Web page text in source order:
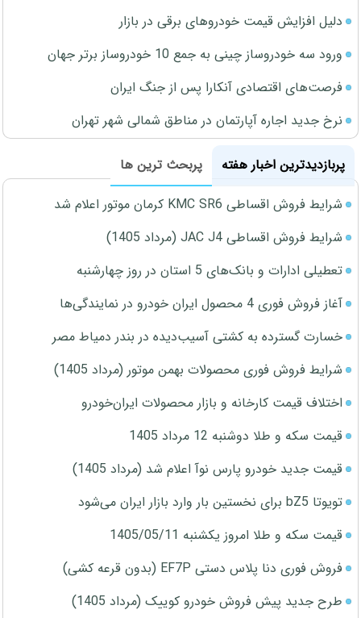
دلیل افزایش قیمت خودروهای برقی در بازار
ورود سه خودروساز چینی به جمع 10 خودروساز برتر جهان
فرصت‌های اقتصادی آنکارا پس از جنگ ایران
نرخ جدید اجاره آپارتمان در مناطق شمالی شهر تهران
پربازدیدترین اخبار هفته
پربحث ترین ها
شرایط فروش اقساطی KMC SR6 کرمان موتور اعلام شد
شرایط فروش اقساطی JAC J4 (مرداد 1405)
تعطیلی ادارات و بانک‌های 5 استان در روز چهارشنبه
آغاز فروش فوری 4 محصول ایران خودرو در نمایندگی‌ها
خسارت گسترده به کشتی آسیب‌دیده در بندر دمیاط مصر
شرایط فروش فوری محصولات بهمن موتور (مرداد 1405)
اختلاف قیمت کارخانه و بازار محصولات ایران‌خودرو
قیمت سکه و طلا دوشنبه 12 مرداد 1405
قیمت جدید خودرو پارس نوآ اعلام شد (مرداد 1405)
تویوتا bZ5 برای نخستین بار وارد بازار ایران می‌شود
قیمت سکه و طلا امروز یکشنبه 1405/05/11
فروش فوری دنا پلاس دستی EF7P (بدون قرعه کشی)
طرح جدید پیش فروش خودرو کوییک (مرداد 1405)